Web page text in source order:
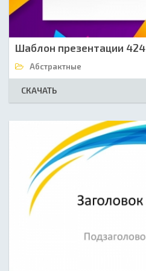
Шаблон презентации 424
Абстрактные
СКАЧАТЬ